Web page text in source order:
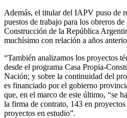
Además, el titular del IAPV puso de
puestos de trabajo para los obreros
Construcción de la República
muchísimo con relación a años
“También analizamos los proyectos
desde el programa Casa Propia-
Nación; y sobre la continuidad del
es financiado por el gobierno
que, en el marco de este último, “se
la firma de contrato, 143 en
proyectos en estudio”.